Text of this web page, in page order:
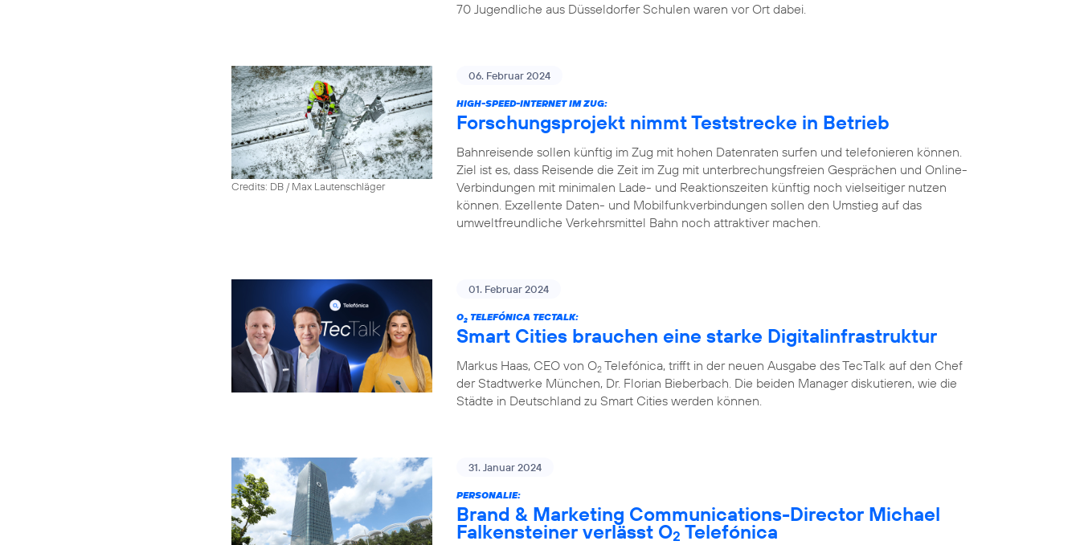
70 Jugendliche aus Düsseldorfer Schulen waren vor Ort dabei.
Credits: DB / Max Lautenschläger
06. Februar 2024
HIGH-SPEED-INTERNET IM ZUG:
Forschungsprojekt nimmt Teststrecke in Betrieb
Bahnreisende sollen künftig im Zug mit hohen Datenraten surfen und telefonieren können.
Ziel ist es, dass Reisende die Zeit im Zug mit unterbrechungsfreien Gesprächen und Online-
Verbindungen mit minimalen Lade- und Reaktionszeiten künftig noch vielseitiger nutzen
können. Exzellente Daten- und Mobilfunkverbindungen sollen den Umstieg auf das
umweltfreundliche Verkehrsmittel Bahn noch attraktiver machen.
01. Februar 2024
O2 TELEFÓNICA TECTALK:
Smart Cities brauchen eine starke Digitalinfrastruktur
Markus Haas, CEO von O2 Telefónica, trifft in der neuen Ausgabe des TecTalk auf den Chef
der Stadtwerke München, Dr. Florian Bieberbach. Die beiden Manager diskutieren, wie die
Städte in Deutschland zu Smart Cities werden können.
31. Januar 2024
PERSONALIE:
Brand & Marketing Communications-Director Michael
Falkensteiner verlässt O2 Telefónica